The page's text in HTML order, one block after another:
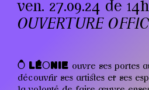
ven. 27.09.24 de
OUVERTURE
Ô LÉONIE ouvre ses portes
découvrir ses artistes et ses